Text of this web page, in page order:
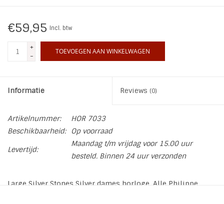
€59,95 Incl. btw
+
-
TOEVOEGEN AAN WINKELWAGEN
Informatie Reviews (0)
Artikelnummer:
HOR 7033
Beschikbaarheid:
Op voorraad
Levertijd:
Maandag t/m vrijdag voor 15.00 uur
besteld. Binnen 24 uur verzonden
Large Silver Stones Silver dames horloge. Alle Philippe